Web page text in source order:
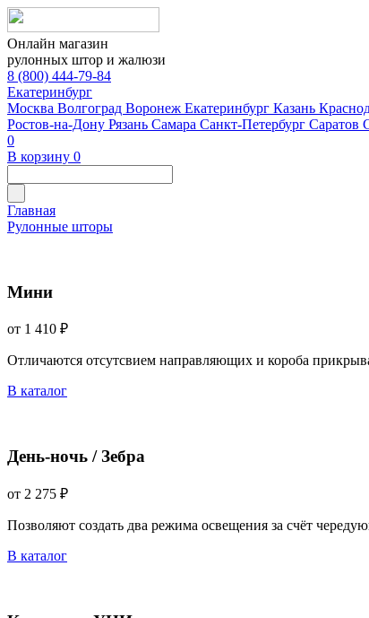
Онлайн магазин
рулонных штор и жалюзи
8 (800) 444-79-84
Екатеринбург
Москва Волгоград Воронеж Екатеринбург Казань
Ростов-на-Дону Рязань Самара Санкт-Петербург Саратов
0
В корзину 0
Главная
Рулонные шторы
Мини
от 1 410 ₽
Отличаются отсутсвием направляющих и короба
В каталог
День-ночь / Зебра
от 2 275 ₽
Позволяют создать два режима освещения за счёт
В каталог